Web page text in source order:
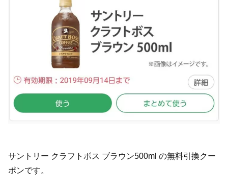
サントリー クラフトボス ブラウン500ml の無料引換クー
ポンです。